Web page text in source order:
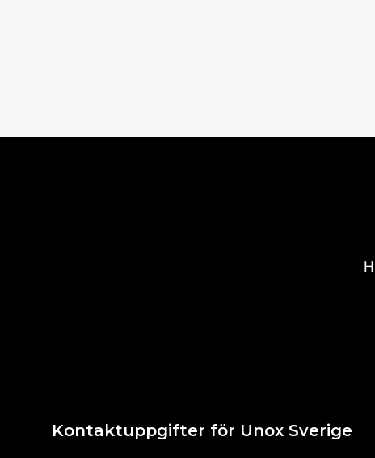
Kontaktuppgifter för Unox Sverige